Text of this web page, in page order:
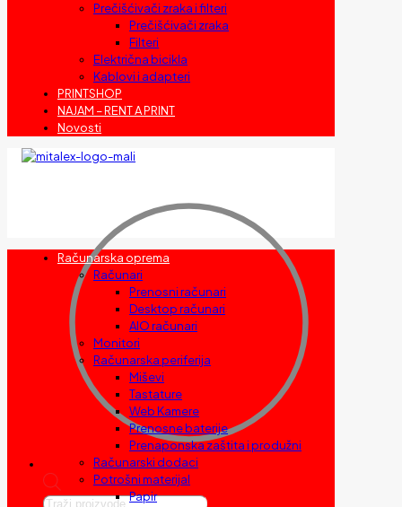
Prečišćivači zraka i filteri
Prečišćivači zraka
Filteri
Električna bicikla
Kablovi i adapteri
PRINTSHOP
NAJAM – RENT A PRINT
Novosti
Products
Računarska oprema
Računari
Prenosni računari
Desktop računari
AIO računari
Monitori
Računarska periferija
Miševi
Tastature
Web Kamere
Prenosne baterije
Prenaponska zaštita i produžni
Računarski dodaci
Potrošni materijal
Papir